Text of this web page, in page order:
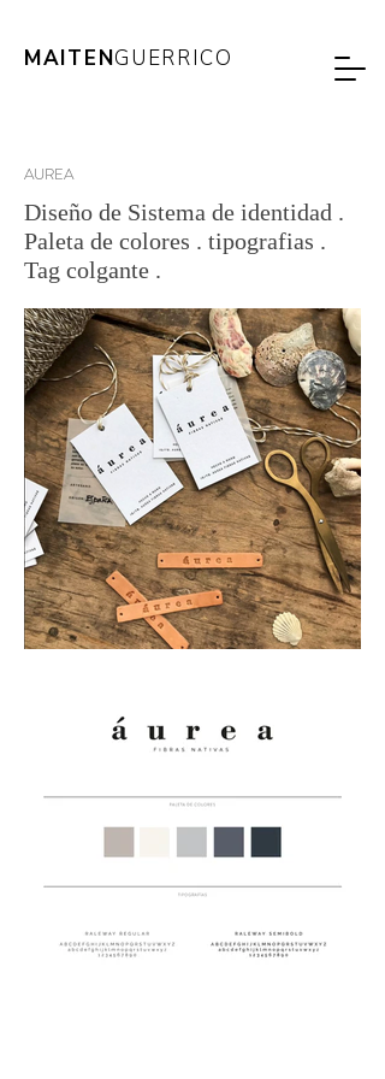
MAITENGUERRICO
AUREA
Diseño de Sistema de identidad .
Paleta de colores . tipografias .
Tag colgante .